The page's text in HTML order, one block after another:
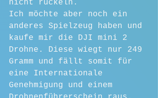
nicht ruckeln.
Ich möchte aber noch ein
anderes Spielzeug haben und
kaufe mir die DJI mini 2
Drohne. Diese wiegt nur 249
Gramm und fällt somit für
eine Internationale
Genehmigung und einem